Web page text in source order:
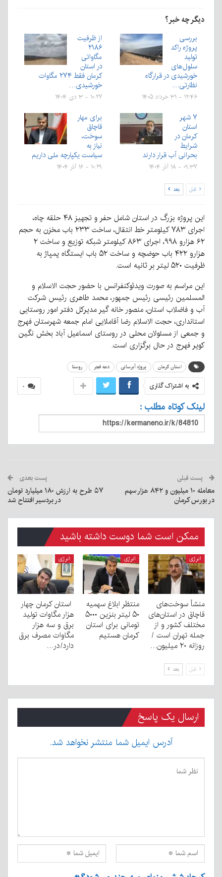
دیگر چه خبر؟
بررسی
پروژه راکد
تولید
سلول‌های
خورشیدی در قرارگاه
نظارتی…
۱۲:۴۶ - ۳۱ خرداد ۱۴۰۵
از ظرفیت
۲۱۸۶
مگاواتی
در استان
کرمان فقط ۲۷۴ مگاوات
خورشیدی…
۱۰:۲۷ - ۳ دی ۱۴۰۴
۷ شهر
استان
کرمان در
شرایط
بحرانی آب قرار دارند
۰۹:۳۷ - ۱۸ آذر ۱۴۰۴
برای مهار
قاچاق
سوخت،
نیاز به
سیاست یکپارچه ملی داریم
۱۰:۲۹ - ۱۶ آذر ۱۴۰۴
قبل بعد
این پروژه بزرگ در استان شامل حفر و تجهیز ۴۸ حلقه چاه،
اجرای ۷۸۳ کیلومتر خط انتقال، ساخت ۲۳۳ باب مخزن به حجم
۶۲ هزارو ۹۹۸، اجرای ۸۶۳ کیلومتر شبکه توزیع و ساخت ۲
هزارو ۴۲۲ باب حوضچه و ساخت ۵۲ باب ایستگاه پمپاژ به
ظرفیت ۵۲۰ لیتر بر ثانیه است.
این مراسم به صورت ویدئوکنفرانس با حضور حجت الاسلام و
المسلمین رئیسی رئیس جمهور، محمد طاهری رئیس شرکت
آب و فاضلاب استان، منصور خانه گیر مدیرکل دفتر امور روستایی
استانداری، حجت الاسلام رضا آقاملایی امام جمعه شهرستان فهرج
و جمعی از مسئولان محلی در روستای اسماعیل آباد بخش نگین
کویر فهرج در حال برگزاری است.
استان کرمان پروژه آبرسانی دهه فجر روستا
۰ به اشتراک گذاری
لینک کوتاه مطلب :
پست قبلی
معامله ۱۰ میلیون و ۸۴۲ هزار سهم
در بورس کرمان
پست بعدی
۵۷ طرح به ارزش ۱۸۰ میلیارد تومان
در بردسیر افتتاح شد
ممکن است شما دوست داشته باشید
انرژی
منشأ سوخت‌های
قاچاق در استان‌های
مختلف کشور و از
جمله تهران است /
روزانه ۲۰ میلیون…
انرژی
منتظر ابلاغ سهمیه
۵۰ لیتر بنزین ۵۰۰۰
تومانی برای استان
کرمان هستیم
انرژی
استان کرمان چهار
هزار مگاوات تولید
برق و سه هزار
مگاوات مصرف برق
دارد/در…
قبل بعد
ارسال یک پاسخ
آدرس ایمیل شما منتشر نخواهد شد.